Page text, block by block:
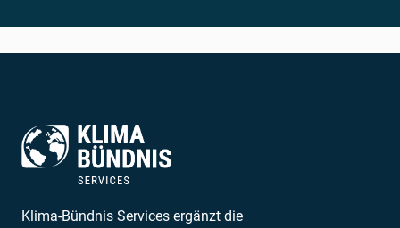
Klima-Bündnis Services ergänzt die